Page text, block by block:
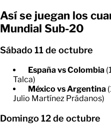
Así se juegan los
Mundial Sub-20
Sábado 11 de octubre
España vs Colombia
Talca)
México vs Argentina
Julio Martínez Prádanos)
Domingo 12 de octubre